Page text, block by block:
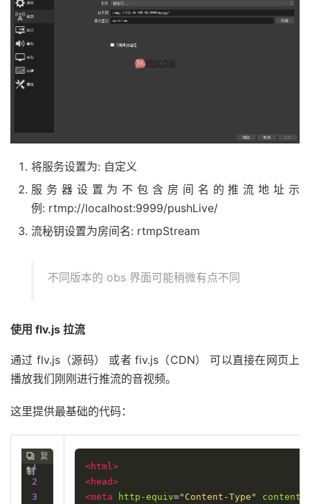
将服务设置为: 自定义
服务器设置为不包含房间名的推流地址示
例: rtmp://localhost:9999/pushLive/
流秘钥设置为房间名: rtmpStream
不同版本的 obs 界面可能稍微有点不同
使用 flv.js 拉流
通过 flv.js（源码） 或者 fiv.js（CDN） 可以直接在网页上
播放我们刚刚进行推流的音视频。
这里提供最基础的代码：

复
制

复
制

复
制

复
制1
2
3
<html>
<head>
<meta
http-equiv="Content-Type" content